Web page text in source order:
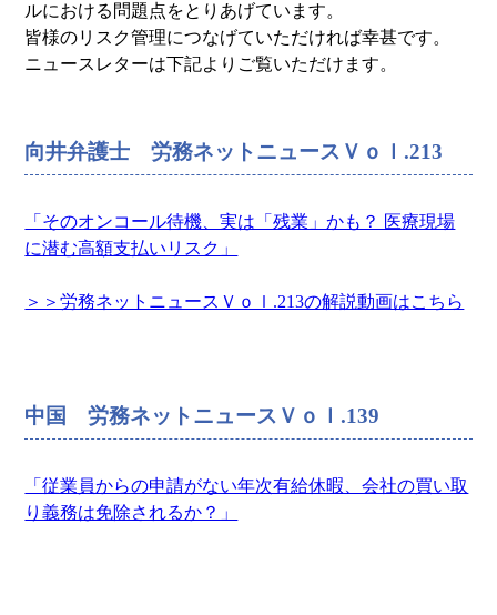
ルにおける問題点をとりあげています。
皆様のリスク管理につなげていただければ幸甚です。
ニュースレターは下記よりご覧いただけます。
向井弁護士 労務ネットニュースＶｏｌ.213
「そのオンコール待機、実は「残業」かも？ 医療現場
に潜む高額支払いリスク」
＞＞労務ネットニュースＶｏｌ.213の解説動画はこちら
中国 労務ネットニュースＶｏｌ.139
「従業員からの申請がない年次有給休暇、会社の買い取
り義務は免除されるか？」